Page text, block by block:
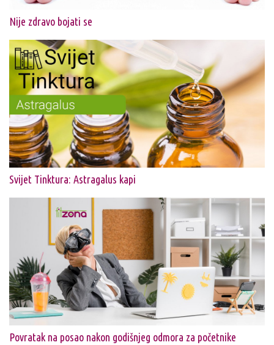
Nije zdravo bojati se
Svijet Tinktura: Astragalus kapi
Povratak na posao nakon godišnjeg odmora za početnike